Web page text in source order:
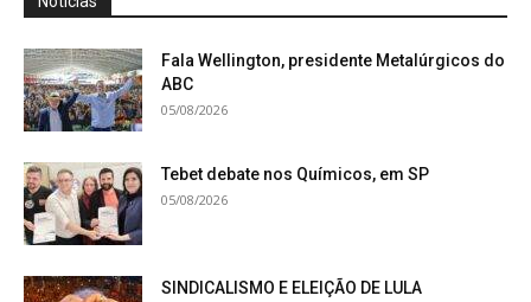
Fala Wellington, presidente Metalúrgicos do
ABC
05/08/2026
Tebet debate nos Químicos, em SP
05/08/2026
SINDICALISMO E ELEIÇÃO DE LULA